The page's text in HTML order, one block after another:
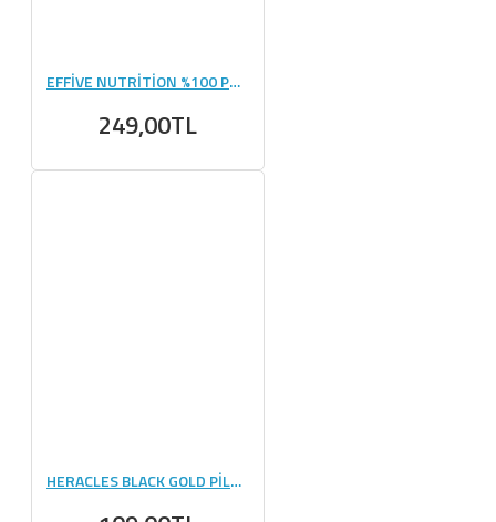
EFFİVE NUTRİTİON %100 PAMUK SİYAH HAVLU
249,00TL
HERACLES BLACK GOLD PİLLBOX